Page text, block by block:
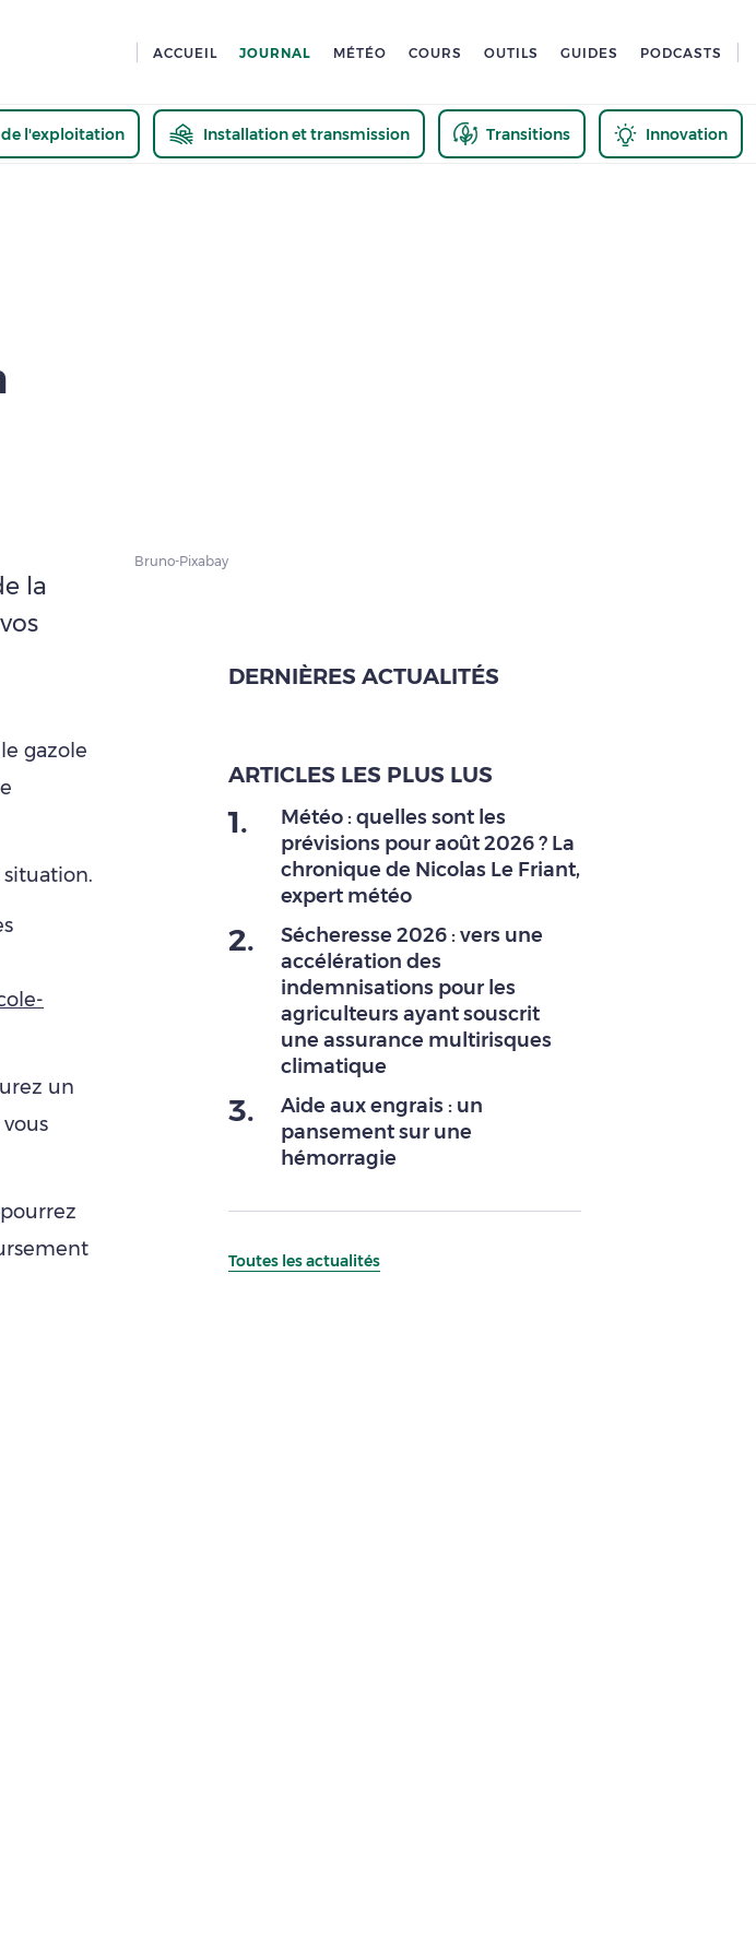
ACCUEIL JOURNAL MÉTÉO COURS OUTILS GUIDES PODCASTS
de l'exploitation Installation et transmission Transitions Innovation
la
gazole
un
Bruno-Pixabay
DERNIÈRES ACTUALITÉS
ARTICLES LES PLUS LUS
1.
Météo : quelles sont les
prévisions pour août 2026 ? La
chronique de Nicolas Le Friant,
expert météo
2.
Sécheresse 2026 : vers une
accélération des
indemnisations pour les
agriculteurs ayant souscrit
une assurance multirisques
climatique
3.
Aide aux engrais : un
pansement sur une
hémorragie
Toutes les actualités